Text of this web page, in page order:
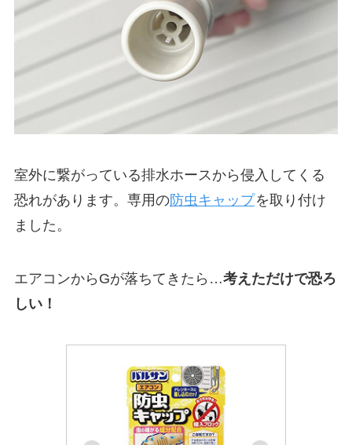
室外に繋がっている排水ホースから侵入してくる
恐れがあります。専用の防虫キャップを取り付け
ました。
エアコンからGが落ちてきたら…考えただけで恐ろ
しい！